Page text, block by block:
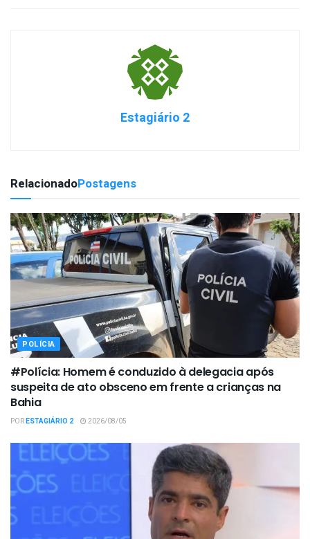
Estagiário 2
RelacionadoPostagens
POLÍCIA
#Polícia: Homem é conduzido à delegacia após
suspeita de ato obsceno em frente a crianças na
Bahia
PORESTAGIÁRIO 2 2026/08/05